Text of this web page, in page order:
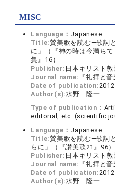
MISC
Language： Japanese
Title:賛美歌を読む―歌詞
に」（『神の時は今満ち
集』16）
Publisher: 日本キリスト
Journal name: 『礼拝と
Date of publication:
Author(s):水野 隆一
Type of publication：
editorial, etc. (scientific
Language： Japanese
Title:賛美歌を読む―歌詞
らに」（『讃美歌21』96）
Publisher: 日本キリスト
Journal name: 『礼拝と
Date of publication:
Author(s):水野 隆一